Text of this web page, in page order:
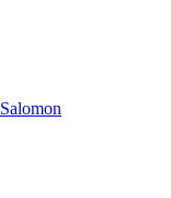
Salomon